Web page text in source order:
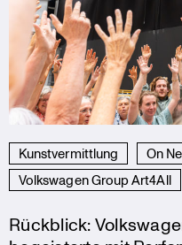
Kunstvermittlung
On
Volkswagen Group Art4All
Rückblick: